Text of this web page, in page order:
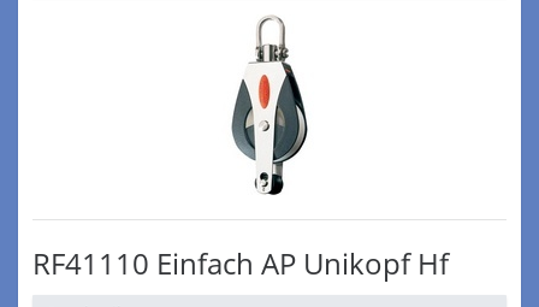
RF41110 Einfach AP Unikopf Hf